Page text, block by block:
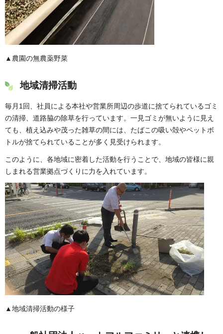
▲農園の無農薬野菜
地域清掃活動
毎月1回、社員による本社や営業所周辺の歩道に捨てられているゴミ
の清掃、道路脇の除草を行っています。一見ゴミが無いように見え
ても、植え込みや茂った雑草の間には、たばこの吸い殻やペットボ
トルが捨てられていることが多く見受けられます。
このように、各地域に密着した活動を行うことで、地域の皆様に親
しまれる営業拠点づくりに力を入れています。
▲地域清掃活動の様子